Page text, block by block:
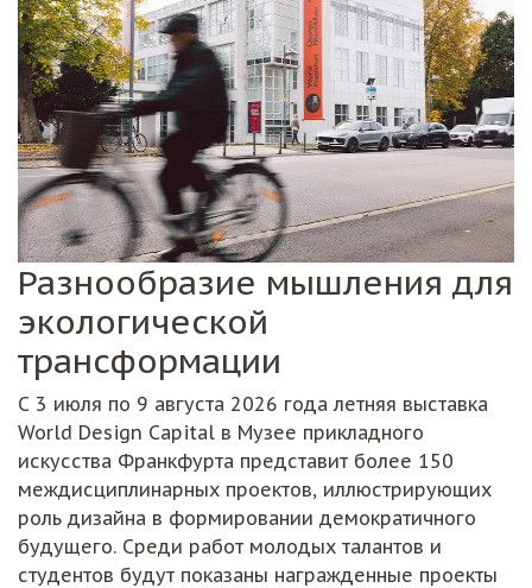
Разнообразие мышления для
экологической
трансформации
С 3 июля по 9 августа 2026 года летняя выставка
World Design Capital в Музее прикладного
искусства Франкфурта представит более 150
междисциплинарных проектов, иллюстрирующих
роль дизайна в формировании демократичного
будущего. Среди работ молодых талантов и
студентов будут показаны награжденные проекты